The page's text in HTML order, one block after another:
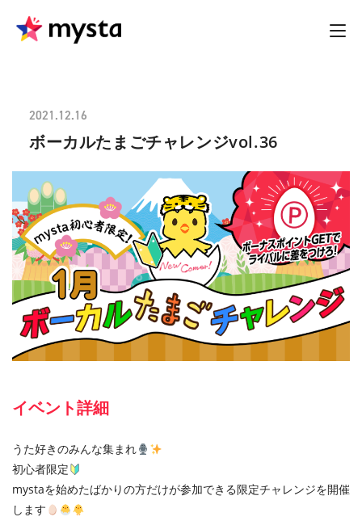
2021.12.16
ボーカルたまごチャレンジvol.36
イベント詳細
うた好きのみんな集まれ
初心者限定
mystaを始めたばかりの方だけが参加できる限定チャレンジを開催
します